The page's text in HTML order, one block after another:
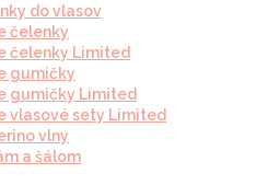
do vlasov
čelenky
čelenky Limited
gumičky
gumičky Limited
vlasové sety Limited
vlny
a šálom